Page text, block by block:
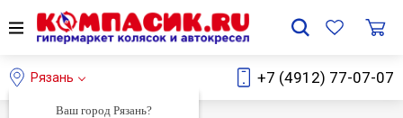
Рязань
Ваш город Рязань?
+7 (4912) 77-07-07